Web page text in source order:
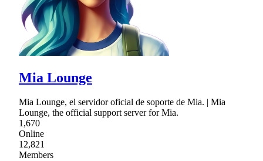
Mia Lounge
Mia Lounge, el servidor oficial de soporte de Mia. | Mia
Lounge, the official support server for Mia.
1,670
Online
12,821
Members